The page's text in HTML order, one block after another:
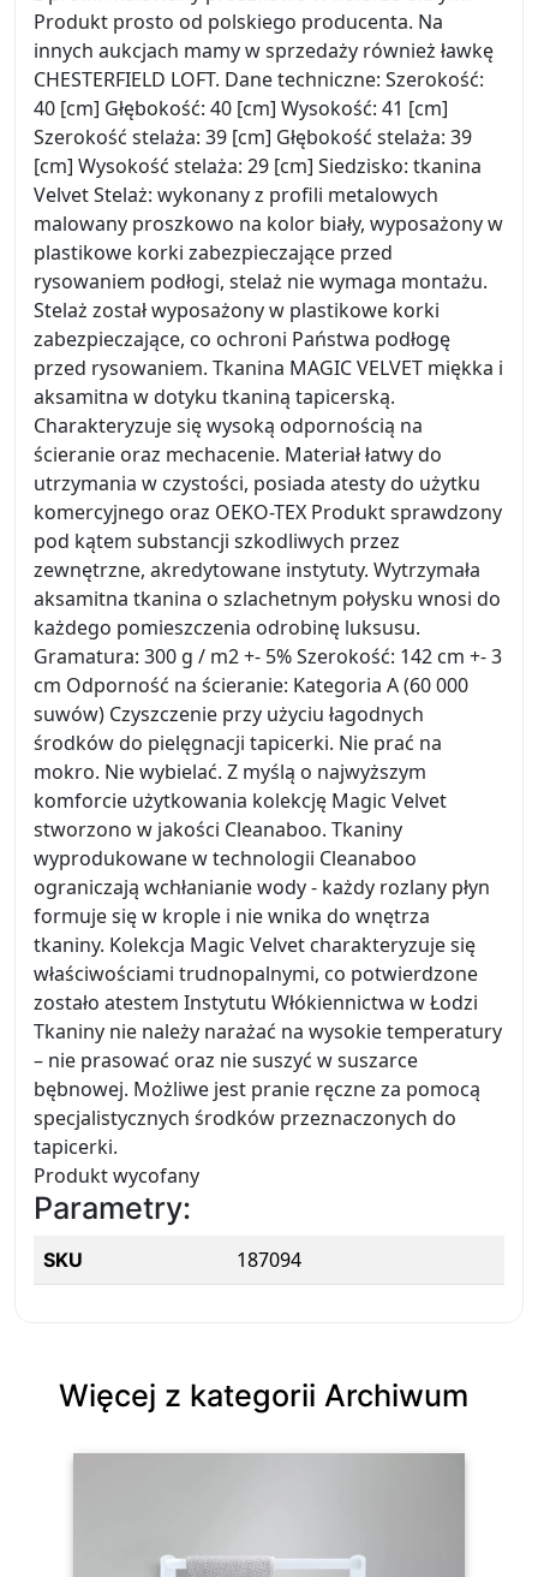
Produkt prosto od polskiego producenta. Na
innych aukcjach mamy w sprzedaży również ławkę
CHESTERFIELD LOFT. Dane techniczne: Szerokość:
40 [cm] Głębokość: 40 [cm] Wysokość: 41 [cm]
Szerokość stelaża: 39 [cm] Głębokość stelaża: 39
[cm] Wysokość stelaża: 29 [cm] Siedzisko: tkanina
Velvet Stelaż: wykonany z profili metalowych
malowany proszkowo na kolor biały, wyposażony w
plastikowe korki zabezpieczające przed
rysowaniem podłogi, stelaż nie wymaga montażu.
Stelaż został wyposażony w plastikowe korki
zabezpieczające, co ochroni Państwa podłogę
przed rysowaniem. Tkanina MAGIC VELVET miękka i
aksamitna w dotyku tkaniną tapicerską.
Charakteryzuje się wysoką odpornością na
ścieranie oraz mechacenie. Materiał łatwy do
utrzymania w czystości, posiada atesty do użytku
komercyjnego oraz OEKO-TEX Produkt sprawdzony
pod kątem substancji szkodliwych przez
zewnętrzne, akredytowane instytuty. Wytrzymała
aksamitna tkanina o szlachetnym połysku wnosi do
każdego pomieszczenia odrobinę luksusu.
Gramatura: 300 g / m2 +- 5% Szerokość: 142 cm +- 3
cm Odporność na ścieranie: Kategoria A (60 000
suwów) Czyszczenie przy użyciu łagodnych
środków do pielęgnacji tapicerki. Nie prać na
mokro. Nie wybielać. Z myślą o najwyższym
komforcie użytkowania kolekcję Magic Velvet
stworzono w jakości Cleanaboo. Tkaniny
wyprodukowane w technologii Cleanaboo
ograniczają wchłanianie wody - każdy rozlany płyn
formuje się w krople i nie wnika do wnętrza
tkaniny. Kolekcja Magic Velvet charakteryzuje się
właściwościami trudnopalnymi, co potwierdzone
zostało atestem Instytutu Włókiennictwa w Łodzi
Tkaniny nie należy narażać na wysokie temperatury
– nie prasować oraz nie suszyć w suszarce
bębnowej. Możliwe jest pranie ręczne za pomocą
specjalistycznych środków przeznaczonych do
tapicerki.
Produkt wycofany
Parametry:
SKU 187094
Więcej z kategorii Archiwum